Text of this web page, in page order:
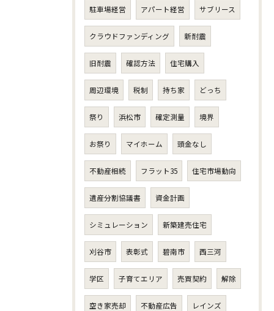
駐車場経営 アパート経営 サブリース
クラウドファンディング 新耐震
旧耐震 確認方法 住宅購入
周辺環境 税制 持ち家 どっち
祭り 浜松市 確定測量 境界
お祭り マイホーム 頭金なし
不動産相続 フラット35 住宅市場動向
遺産分割協議書 資金計画
シミュレーション 新築建売住宅
刈谷市 表彰式 碧南市 西三河
学区 子育てエリア 売買契約 解除
空き家売却 不動産広告 レインズ